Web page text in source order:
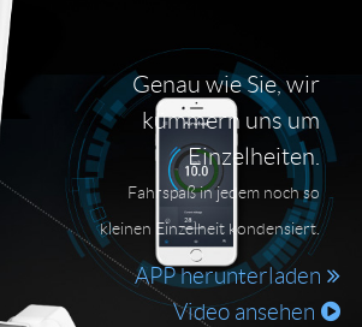
Genau wie Sie, wir
kümmern uns um
Einzelheiten.
Fahrspaß in jedem noch so
kleinen Einzelheit kondensiert.
APP herunterladen
Video ansehen